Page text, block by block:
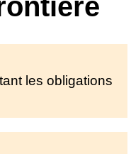
les obligations